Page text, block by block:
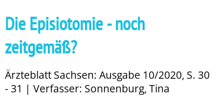
Die Episiotomie - noch
zeitgemäß?
Ärzteblatt Sachsen: Ausgabe 10/2020, S. 30
- 31 | Verfasser: Sonnenburg, Tina